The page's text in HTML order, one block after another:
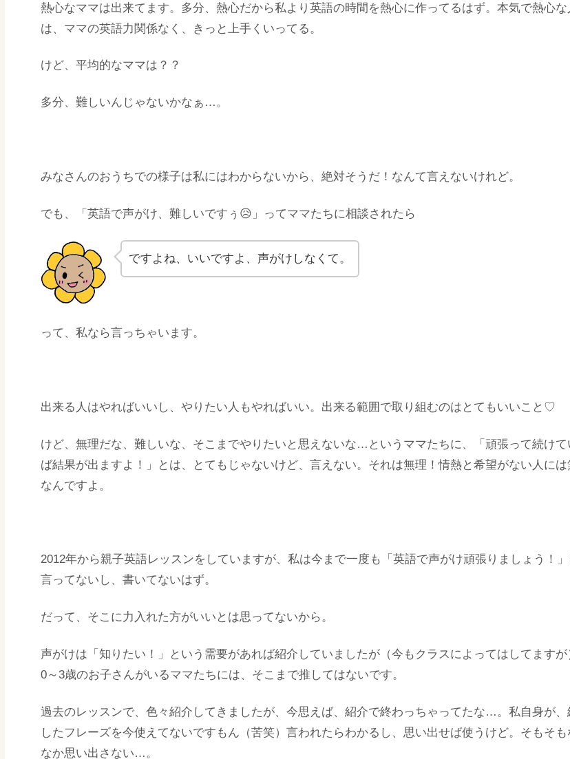
熱心なママは出来てます。多分、熱心だから私より英語の時間を熱心に作ってるはず。本気で熱心な
は、ママの英語力関係なく、きっと上手くいってる。
けど、平均的なママは？？
多分、難しいんじゃないかなぁ…。
みなさんのおうちでの様子は私にはわからないから、絶対そうだ！なんて言えないけれど。
でも、「英語で声がけ、難しいですぅ😥」ってママたちに相談されたら
ですよね、いいですよ、声がけしなくて。
って、私なら言っちゃいます。
出来る人はやればいいし、やりたい人もやればいい。出来る範囲で取り組むのはとてもいいこと♡
けど、無理だな、難しいな、そこまでやりたいと思えないな…というママたちに、「頑張って続けて
ば結果が出ますよ！」とは、とてもじゃないけど、言えない。それは無理！情熱と希望がない人には
なんですよ。
2012年から親子英語レッスンをしていますが、私は今まで一度も「英語で声がけ頑張りましょう！
言ってないし、書いてないはず。
だって、そこに力入れた方がいいとは思ってないから。
声がけは「知りたい！」という需要があれば紹介していましたが（今もクラスによってはしてますが
0～3歳のお子さんがいるママたちには、そこまで推してはないです。
過去のレッスンで、色々紹介してきましたが、今思えば、紹介で終わっちゃってたな…。私自身が、
したフレーズを今使えてないですもん（苦笑）言われたらわかるし、思い出せば使うけど。そもそも
なか思い出さない…。